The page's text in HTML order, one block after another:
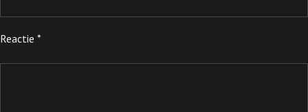
Reactie *